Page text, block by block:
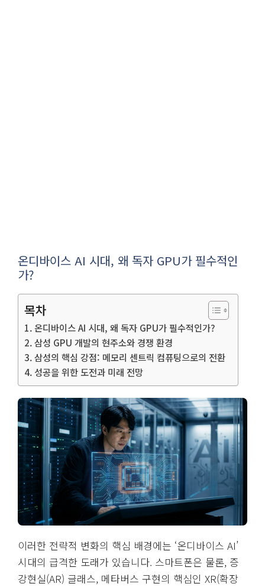
온디바이스 AI 시대, 왜 독자 GPU가 필수적인
가?
목차
온디바이스 AI 시대, 왜 독자 GPU가 필수적인가?
삼성 GPU 개발의 현주소와 경쟁 환경
삼성의 핵심 강점: 메모리 센트릭 컴퓨팅으로의 전환
성공을 위한 도전과 미래 전망
이러한 전략적 변화의 핵심 배경에는 ‘온디바이스 AI’
시대의 급격한 도래가 있습니다. 스마트폰은 물론, 증
강현실(AR) 글래스, 메타버스 구현의 핵심인 XR(확장